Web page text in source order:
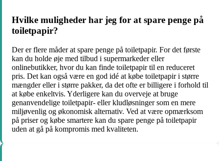
Hvilke muligheder har jeg for at spare penge på
toiletpapir?
Der er flere måder at spare penge på toiletpapir. For det første
kan du holde øje med tilbud i supermarkeder eller
onlinebutikker, hvor du kan finde toiletpapir til en reduceret
pris. Det kan også være en god idé at købe toiletpapir i større
mængder eller i større pakker, da det ofte er billigere i forhold til
at købe enkeltvis. Yderligere kan du overveje at bruge
genanvendelige toiletpapir- eller kludløsninger som en mere
miljøvenlig og økonomisk alternativ. Ved at være opmærksom
på priser og købe smartere kan du spare penge på toiletpapir
uden at gå på kompromis med kvaliteten.